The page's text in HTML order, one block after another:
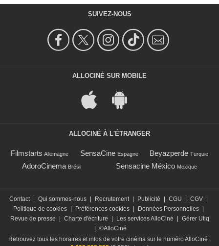
SUIVEZ-NOUS
ALLOCINÉ SUR MOBILE
ALLOCINÉ À L'ÉTRANGER
Filmstarts Allemagne SensaCine Espagne Beyazperde Turquie
AdoroCinema Brésil Sensacine México Mexique
Contact Qui sommes-nous Recrutement Publicité CGU CGV
Politique de cookies
Préférences cookies Données Personnelles
Revue de presse
Charte d'écriture Les services AlloCiné
Gérer Utiq
©AlloCiné
Retrouvez tous les horaires et infos de votre cinéma sur le numéro AlloCiné :